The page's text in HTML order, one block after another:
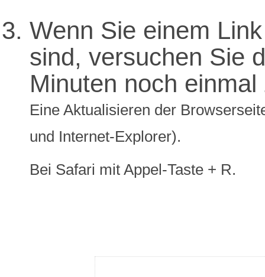
Wenn Sie einem
sind, versuchen Sie
Minuten noch
Eine Aktualisieren der
und Internet-Explorer).
Bei Safari mit Appel-Taste + R.